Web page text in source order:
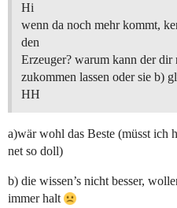
Hi
wenn da noch mehr kommt,
den
Erzeuger? warum kann der
zukommen lassen oder sie b)
HH
a)wär wohl das Beste (müsst ich
net so doll)
b) die wissen’s nicht besser,
immer halt